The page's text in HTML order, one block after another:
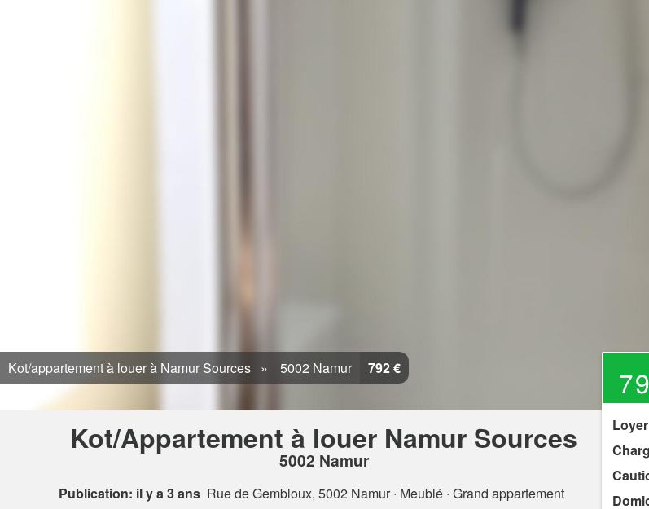
Kot/appartement à louer à Namur Sources 5002 Namur 792 €
Kot/Appartement à louer Namur Sources
5002 Namur
Publication: il y a 3 ans Rue de Gembloux, 5002 Namur∙ Meublé ∙ Grand appartement
Loyer